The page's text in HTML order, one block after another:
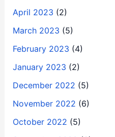
April 2023 (2)
March 2023 (5)
February 2023 (4)
January 2023 (2)
December 2022 (5)
November 2022 (6)
October 2022 (5)